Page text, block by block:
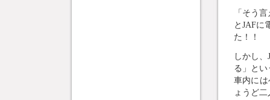
「そう
とJAFに
た！！
しかし
る」と
車内に
ょうど